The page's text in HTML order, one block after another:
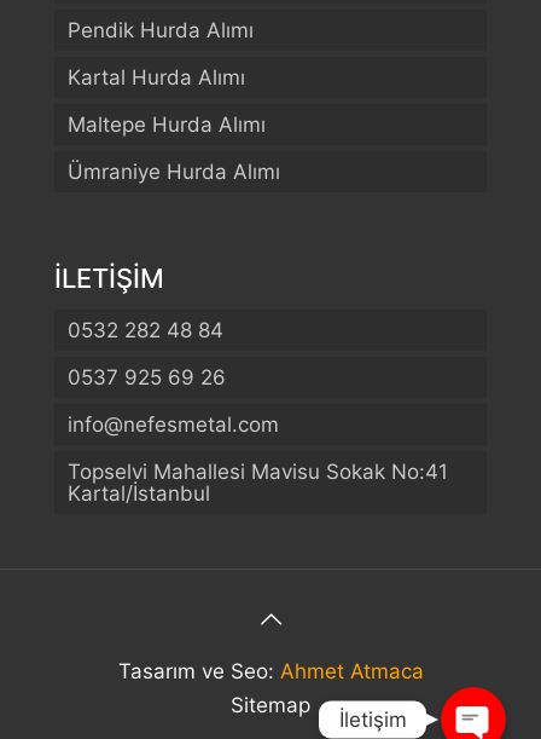
Pendik Hurda Alımı
Kartal Hurda Alımı
Maltepe Hurda Alımı
Ümraniye Hurda Alımı
İLETİŞİM
0532 282 48 84
0537 925 69 26
info@nefesmetal.com
Topselvi Mahallesi Mavisu Sokak No:41
Kartal/İstanbul
Tasarım ve Seo: Ahmet Atmaca
Sitemap
Telefon
İletişim